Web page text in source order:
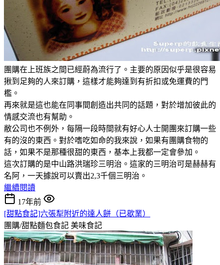
團購在上班族之間已經蔚為流行了。主要的原因似乎是很容易
揪到足夠的人來訂購，這樣才能夠達到有折扣或免運費的門
檻。
再來就是這也能在同事間創造出共同的話題，對於增加彼此的
情感交流也有幫助。
敝公司也不例外，每隔一段時間就有好心人士開團來訂購一些
有的沒的東西。對於嗜吃如命的我來說，如果有團購食物的
話，如果不是那種很甜的東西，基本上我都一定會參加。
這次訂購的是中山路洪瑞珍三明治。這家的三明治可是赫赫有
名阿，一天據說可以賣出2,3千個三明治。
繼續閱讀
17年前
[甜點食記]六張犁附近的達人餅（已歇業）
團購/甜點麵包食記 美味食記